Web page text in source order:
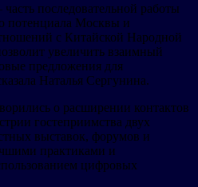
последовательной работы
потенциала Москвы и
с Китайской Народной
увеличить взаимный
предложения для
Наталья Сергунина.
о расширении контактов
гостеприимства двух
выставок, форумов и
практиками и
цифровых